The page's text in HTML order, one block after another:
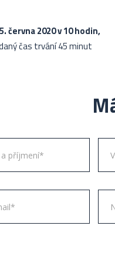
června 2020 v 10 hodin,
čas trvání 45 minut